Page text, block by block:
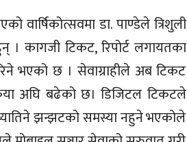
वार्षिकोत्सवमा डा. पाण्डेले त्रिशुली
। कागजी टिकट, रिपोर्ट लगायतका
भएको छ । सेवाग्राहीले अब टिकट
अघि बढेको छ। डिजिटल टिकटले
झन्झटको समस्या नहुने भएकोले